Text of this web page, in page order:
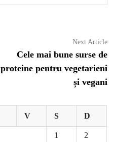
Next Article
Cele mai bune surse de
proteine pentru vegetarieni
și vegani
V S D
1 2